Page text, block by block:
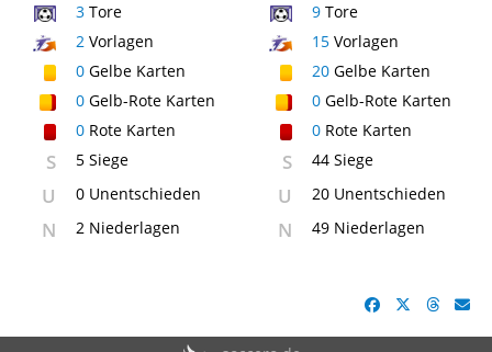
3 Tore
2 Vorlagen
0 Gelbe Karten
0 Gelb-Rote Karten
0 Rote Karten
S 5 Siege
U 0 Unentschieden
N 2 Niederlagen
9Tore
15Vorlagen
20Gelbe Karten
0Gelb-Rote Karten
0Rote Karten
S 44 Siege
U 20 Unentschieden
N 49 Niederlagen